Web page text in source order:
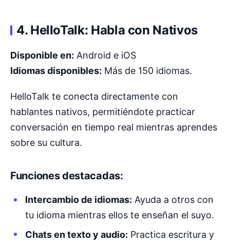
4. HelloTalk: Habla con Nativos
Disponible en: Android e iOS
Idiomas disponibles: Más de 150 idiomas.
HelloTalk te conecta directamente con
hablantes nativos, permitiéndote practicar
conversación en tiempo real mientras aprendes
sobre su cultura.
Funciones destacadas:
Intercambio de idiomas: Ayuda a otros con
tu idioma mientras ellos te enseñan el suyo.
Chats en texto y audio: Practica escritura y